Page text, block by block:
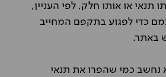
תנאי או אותו חלק, לפי העניין,
כדי לפגוע בתקפם המחייב
באתר.
נחשב כמי שהפרו את תנאי